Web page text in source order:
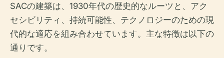
SACの建築は、1930年代の歴史的なルーツと、アク
セシビリティ、持続可能性、テクノロジーのための現
代的な適応を組み合わせています。主な特徴は以下の
通りです。